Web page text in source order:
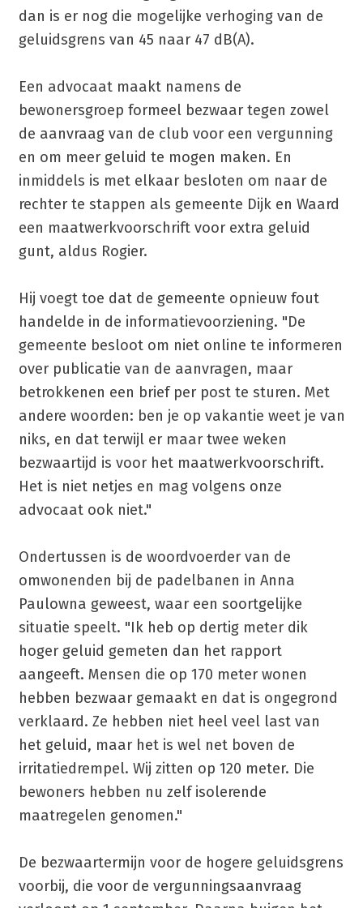
dan is er nog die mogelijke verhoging van de
geluidsgrens van 45 naar 47 dB(A).
Een advocaat maakt namens de
bewonersgroep formeel bezwaar tegen zowel
de aanvraag van de club voor een vergunning
en om meer geluid te mogen maken. En
inmiddels is met elkaar besloten om naar de
rechter te stappen als gemeente Dijk en Waard
een maatwerkvoorschrift voor extra geluid
gunt, aldus Rogier.
Hij voegt toe dat de gemeente opnieuw fout
handelde in de informatievoorziening. "De
gemeente besloot om niet online te informeren
over publicatie van de aanvragen, maar
betrokkenen een brief per post te sturen. Met
andere woorden: ben je op vakantie weet je van
niks, en dat terwijl er maar twee weken
bezwaartijd is voor het maatwerkvoorschrift.
Het is niet netjes en mag volgens onze
advocaat ook niet."
Ondertussen is de woordvoerder van de
omwonenden bij de padelbanen in Anna
Paulowna geweest, waar een soortgelijke
situatie speelt. "Ik heb op dertig meter dik
hoger geluid gemeten dan het rapport
aangeeft. Mensen die op 170 meter wonen
hebben bezwaar gemaakt en dat is ongegrond
verklaard. Ze hebben niet heel veel last van
het geluid, maar het is wel net boven de
irritatiedrempel. Wij zitten op 120 meter. Die
bewoners hebben nu zelf isolerende
maatregelen genomen."
De bezwaartermijn voor de hogere geluidsgrens
voorbij, die voor de vergunningsaanvraag